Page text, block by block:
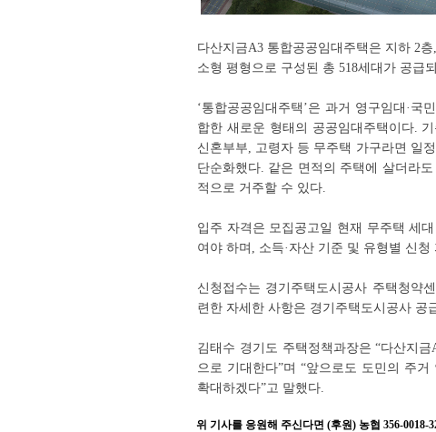
다산지금A3 통합공공임대주택은 지하 2
소형 평형으로 구성된 총 518세대가 공급
‘통합공공임대주택’은 과거 영구임대·
합한 새로운 형태의 공공임대주택이다.
신혼부부, 고령자 등 무주택 가구라면 일
단순화했다. 같은 면적의 주택에 살더라
적으로 거주할 수 있다.
입주 자격은 모집공고일 현재 무주택 세
여야 하며, 소득·자산 기준 및 유형별 신
신청접수는 경기주택도시공사 주택청약
련한 자세한 사항은 경기주택도시공사 공
김태수 경기도 주택정책과장은 “다산지
으로 기대한다”며 “앞으로도 도민의 주
확대하겠다”고 말했다.
위 기사를 응원해 주신다면 (후원) 농협 356-0018-